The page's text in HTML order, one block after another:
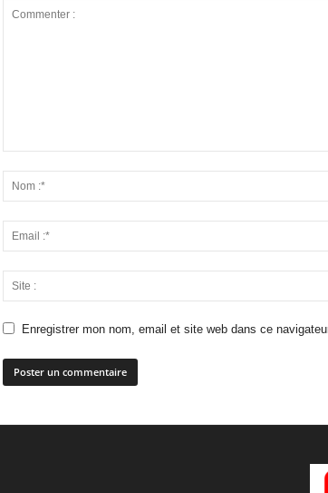
Enregistrer mon nom, email et site web dans ce